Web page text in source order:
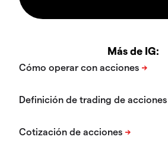
Más de IG: